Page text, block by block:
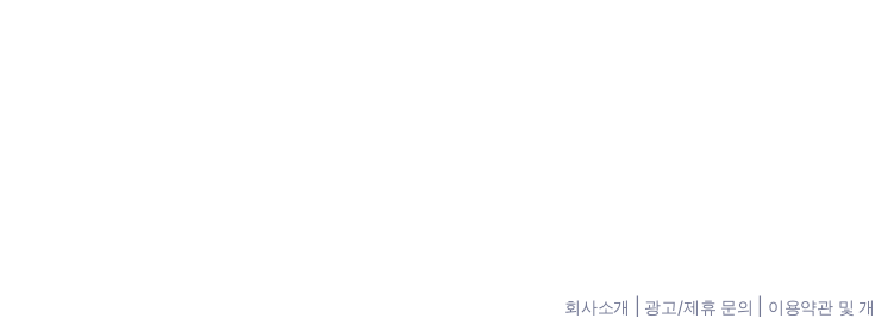
회사소개 광고/제휴 문의 이용약관 및